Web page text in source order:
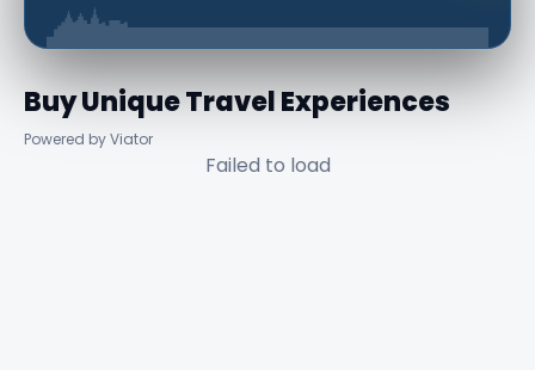
Buy Unique Travel Experiences
Powered by Viator
Failed to load